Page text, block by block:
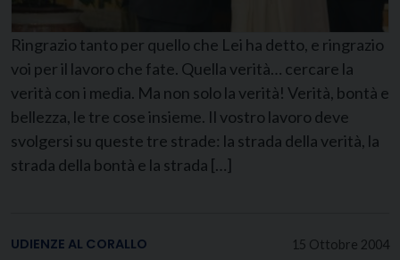
Ringrazio tanto per quello che Lei ha detto, e ringrazio
voi per il lavoro che fate. Quella verità… cercare la
verità con i media. Ma non solo la verità! Verità, bontà e
bellezza, le tre cose insieme. Il vostro lavoro deve
svolgersi su queste tre strade: la strada della verità, la
strada della bontà e la strada […]
15 Ottobre 2004
UDIENZE AL CORALLO